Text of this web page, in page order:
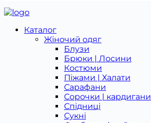
Каталог
Жіночий одяг
Блузи
Брюки | Лосини
Костюми
Піжами | Халати
Сарафани
Сорочки | кардигани
Спідниці
Сукні